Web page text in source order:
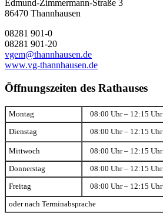
Edmund-Zimmermann-Straße 3
86470 Thannhausen
08281 901-0
08281 901-20
vgem@thannhausen.de
www.vg-thannhausen.de
Öffnungszeiten des Rathauses
Montag 08:00 Uhr – 12:15 Uhr
Dienstag 08:00 Uhr – 12:15 Uhr
Mittwoch 08:00 Uhr – 12:15 Uhr
Donnerstag 08:00 Uhr – 12:15 Uhr
Freitag 08:00 Uhr – 12:15 Uhr
oder nach Terminabsprache